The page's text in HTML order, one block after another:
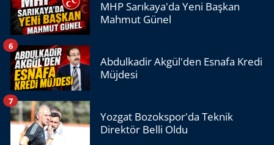
MHP Sarıkaya'da Yeni Başkan
Mahmut Günel
Abdulkadir Akgül'den Esnafa Kredi
Müjdesi
6
Yozgat Bozokspor'da Teknik
Direktör Belli Oldu
7